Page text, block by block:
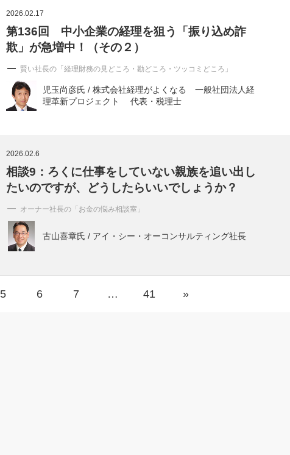
2026.02.17
第136回 中小企業の経理を狙う「振り込め詐
欺」が急増中！（その２）
賢い社長の「経理財務の見どころ・勘どころ・ツッコミどころ」
児玉尚彦氏 / 株式会社経理がよくなる 一般社団法人経
理革新プロジェクト 代表・税理士
2026.02.6
相談9：ろくに仕事をしていない親族を追い出し
たいのですが、どうしたらいいでしょうか？
オーナー社長の「お金の悩み相談室」
古山喜章氏 / アイ・シー・オーコンサルティング社長
5 6 7 … 41 »